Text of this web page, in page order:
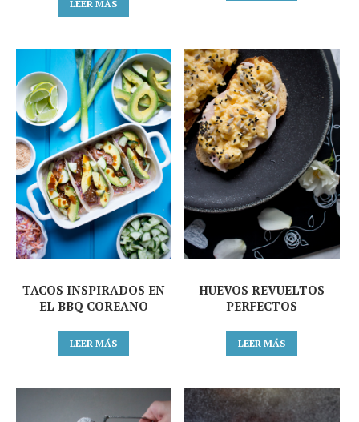
LEER MÁS
TACOS INSPIRADOS EN
EL BBQ COREANO
LEER MÁS
HUEVOS REVUELTOS
PERFECTOS
LEER MÁS